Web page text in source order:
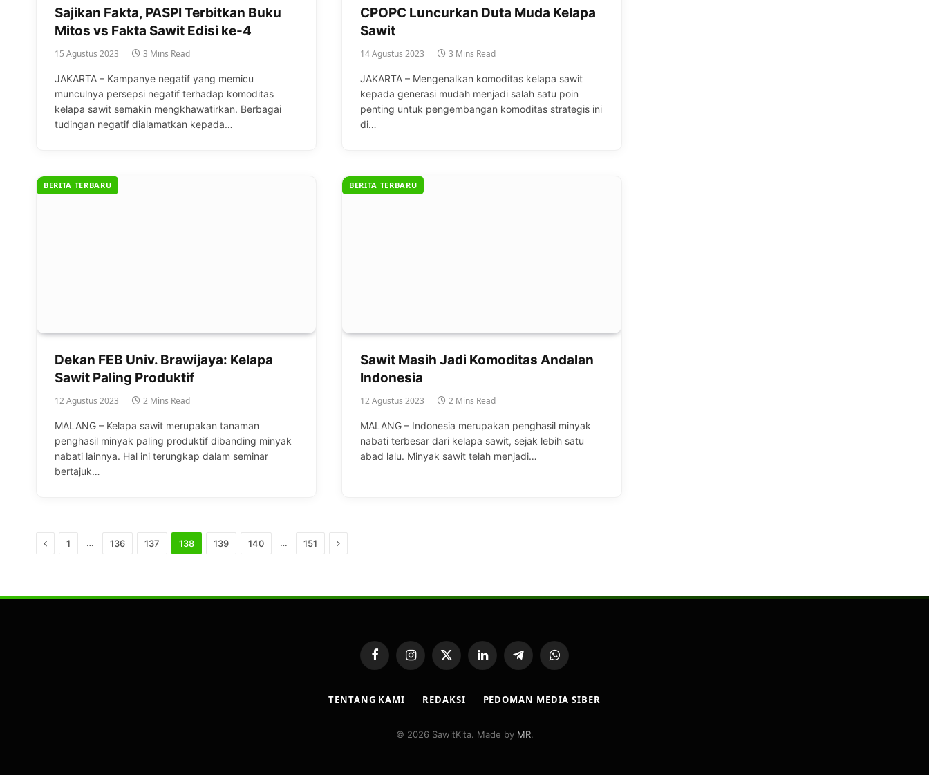
Sajikan Fakta, PASPI Terbitkan Buku
Mitos vs Fakta Sawit Edisi ke-4
15 Agustus 2023 3 Mins Read
JAKARTA – Kampanye negatif yang memicu
munculnya persepsi negatif terhadap komoditas
kelapa sawit semakin mengkhawatirkan. Berbagai
tudingan negatif dialamatkan kepada…
CPOPC Luncurkan Duta Muda Kelapa
Sawit
14 Agustus 2023 3 Mins Read
JAKARTA – Mengenalkan komoditas kelapa sawit
kepada generasi mudah menjadi salah satu poin
penting untuk pengembangan komoditas strategis ini
di…
BERITA TERBARU
Dekan FEB Univ. Brawijaya: Kelapa
Sawit Paling Produktif
12 Agustus 2023 2 Mins Read
MALANG – Kelapa sawit merupakan tanaman
penghasil minyak paling produktif dibanding minyak
nabati lainnya. Hal ini terungkap dalam seminar
bertajuk…
BERITA TERBARU
Sawit Masih Jadi Komoditas Andalan
Indonesia
12 Agustus 2023 2 Mins Read
MALANG – Indonesia merupakan penghasil minyak
nabati terbesar dari kelapa sawit, sejak lebih satu
abad lalu. Minyak sawit telah menjadi…
Previous
1 … 136 137 138 139 140 … 151 Next
FacebookInstagram
X
LinkedInTelegramWhatsApp
TENTANG KAMI REDAKSI PEDOMAN MEDIA SIBER
© 2026 SawitKita. Made by MR.